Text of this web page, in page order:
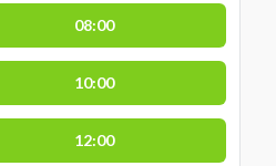
08:00
10:00
12:00